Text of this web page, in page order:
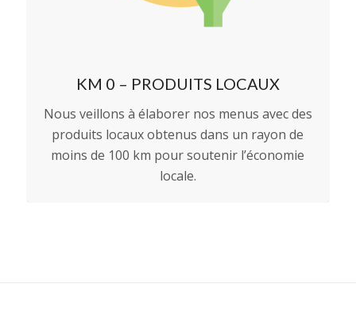
KM 0 – PRODUITS LOCAUX
Nous veillons à élaborer nos menus avec des
produits locaux obtenus dans un rayon de
moins de 100 km pour soutenir l’économie
locale.